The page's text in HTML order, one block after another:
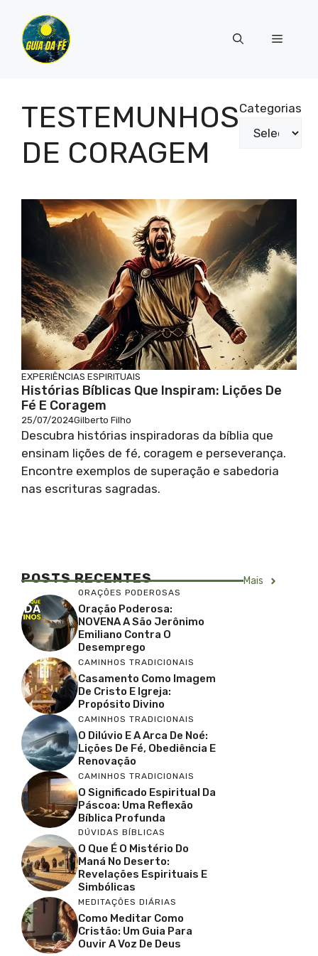
para
conteúdo
Menu
TESTEMUNHOS
DE CORAGEM
Categorias
EXPERIÊNCIAS ESPIRITUAIS
Histórias Bíblicas Que Inspiram: Lições De
Fé E Coragem
25/07/2024Gilberto Filho
Descubra histórias inspiradoras da bíblia que
ensinam lições de fé, coragem e perseverança.
Encontre exemplos de superação e sabedoria
nas escrituras sagradas.
POSTS RECENTES Mais
ORAÇÕES PODEROSAS
Oração Poderosa:
NOVENA A São Jerônimo
Emiliano Contra O
Desemprego
CAMINHOS TRADICIONAIS
Casamento Como Imagem
De Cristo E Igreja:
Propósito Divino
CAMINHOS TRADICIONAIS
O Dilúvio E A Arca De Noé:
Lições De Fé, Obediência E
Renovação
CAMINHOS TRADICIONAIS
O Significado Espiritual Da
Páscoa: Uma Reflexão
Bíblica Profunda
DÚVIDAS BÍBLICAS
O Que É O Mistério Do
Maná No Deserto:
Revelações Espirituais E
Simbólicas
MEDITAÇÕES DIÁRIAS
Como Meditar Como
Cristão: Um Guia Para
Ouvir A Voz De Deus